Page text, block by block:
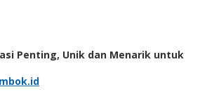
Penting, Unik dan Menarik untuk